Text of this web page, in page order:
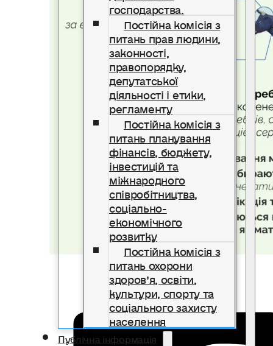
господарства.
Постійна комісія з
питань прав людини,
законності,
правопорядку,
депутатської
діяльності і етики,
регламенту
Постійна комісія з
питань планування
фінансів, бюджету,
інвестицій та
міжнародного
співробітництва,
соціально-
економічного
розвитку
Постійна комісія з
питань охорони
здоров’я, освіти,
культури, спорту та
соціального захисту
населення
Публічна інформація